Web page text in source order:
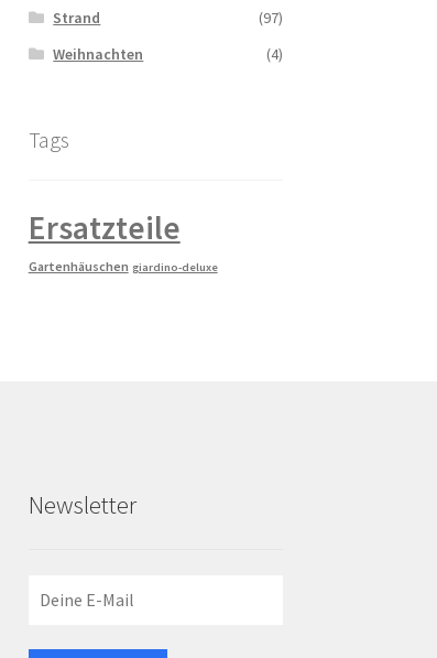
Strand
(97)
Weihnachten
(4)
Tags
Ersatzteile
Gartenhäuschen giardino-deluxe
Newsletter